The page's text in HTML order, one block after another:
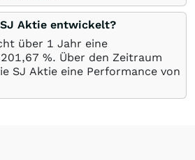
Aktie entwickelt?
über 1 Jahr eine
%. Über den Zeitraum
SJ Aktie eine Performance von